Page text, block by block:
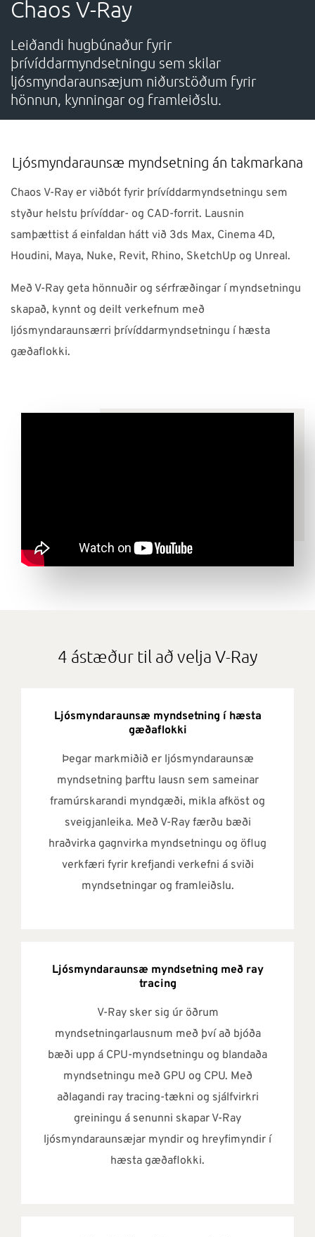
ÞJÓNUSTA
Verum í góðu sambandi!
Neðst á síðunni má finna símanúmer, netföng,
opnunartíma ofl. upplýsingar
Ísland NTI Group Brasil Danmark Deutschland
France España Ireland
Suomi
Chaos V-Ray
Leiðandi hugbúnaður fyrir
þrívíddarmyndsetningu sem skilar
ljósmyndaraunsæjum niðurstöðum fyrir
hönnun, kynningar og framleiðslu.
Ljósmyndaraunsæ myndsetning án takmarkana
Chaos V-Ray er viðbót fyrir þrívíddarmyndsetningu sem
styður helstu þrívíddar- og CAD-forrit. Lausnin
samþættist á einfaldan hátt við 3ds Max, Cinema 4D,
Houdini, Maya, Nuke, Revit, Rhino, SketchUp og Unreal.
Með V-Ray geta hönnuðir og sérfræðingar í myndsetningu
skapað, kynnt og deilt verkefnum með
ljósmyndaraunsærri þrívíddarmyndsetningu í hæsta
gæðaflokki.
4 ástæður til að velja V-Ray
Ljósmyndaraunsæ myndsetning í hæsta
gæðaflokki
Þegar markmiðið er ljósmyndaraunsæ
myndsetning þarftu lausn sem sameinar
framúrskarandi myndgæði, mikla afköst og
sveigjanleika. Með V-Ray færðu bæði
hraðvirka gagnvirka myndsetningu og öflug
verkfæri fyrir krefjandi verkefni á sviði
myndsetningar og framleiðslu.
Ljósmyndaraunsæ myndsetning með ray
tracing
V-Ray sker sig úr öðrum
myndsetningarlausnum með því að bjóða
bæði upp á CPU-myndsetningu og blandaða
myndsetningu með GPU og CPU. Með
aðlagandi ray tracing-tækni og sjálfvirkri
greiningu á senunni skapar V-Ray
ljósmyndaraunsæjar myndir og hreyfimyndir í
hæsta gæðaflokki.